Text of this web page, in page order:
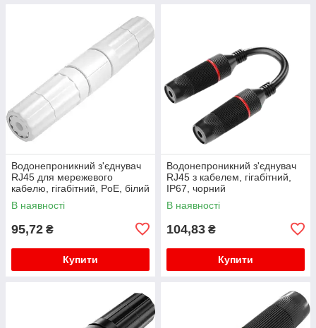
Водонепроникний з'єднувач
RJ45 для мережевого
кабелю, гігабітний, PoE, білий
В наявності
95,72 ₴
Купити
Водонепроникний з'єднувач
RJ45 з кабелем, гігабітний,
IP67, чорний
В наявності
104,83 ₴
Купити